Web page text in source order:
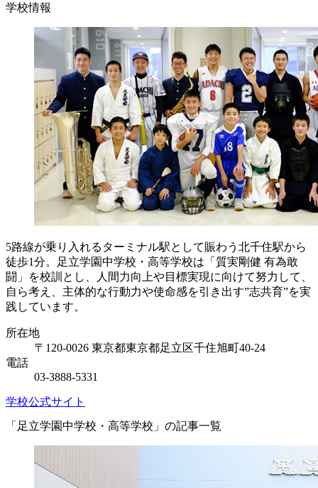
学校情報
5路線が乗り入れるターミナル駅として賑わう北千住駅から
徒歩1分。足立学園中学校・高等学校は「質実剛健 有為敢
闘」を校訓とし、人間力向上や目標実現に向けて努力して、
自ら考え、主体的な行動力や使命感を引き出す”志共育”を実
践しています。
所在地
〒120-0026 東京都東京都足立区千住旭町40-24
電話
03-3888-5331
学校公式サイト
「足立学園中学校・高等学校」の記事一覧